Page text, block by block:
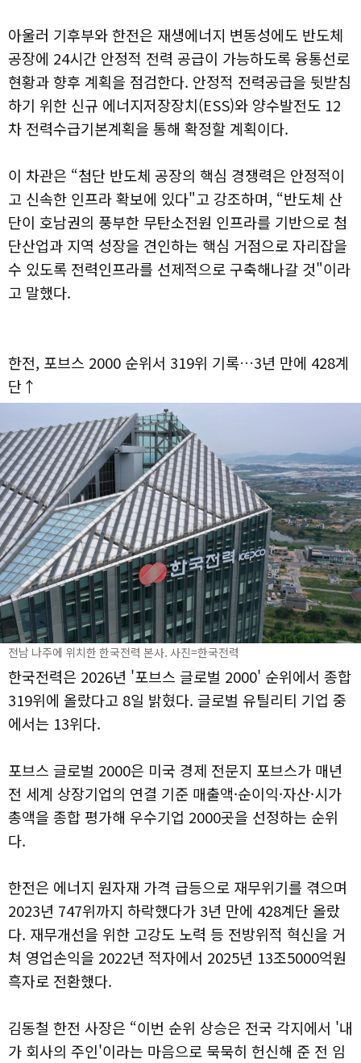
아울러 기후부와 한전은 재생에너지 변동성에도 반도체
공장에 24시간 안정적 전력 공급이 가능하도록 융통선로
현황과 향후 계획을 점검한다. 안정적 전력공급을 뒷받침
하기 위한 신규 에너지저장장치(ESS)와 양수발전도 12
차 전력수급기본계획을 통해 확정할 계획이다.
이 차관은 “첨단 반도체 공장의 핵심 경쟁력은 안정적이
고 신속한 인프라 확보에 있다"고 강조하며, “반도체 산
단이 호남권의 풍부한 무탄소전원 인프라를 기반으로 첨
단산업과 지역 성장을 견인하는 핵심 거점으로 자리잡을
수 있도록 전력인프라를 선제적으로 구축해나갈 것"이라
고 말했다.
한전, 포브스 2000 순위서 319위 기록…3년 만에 428계
단↑
전남 나주에 위치한 한국전력 본사. 사진=한국전력
한국전력은 2026년 '포브스 글로벌 2000' 순위에서 종합
319위에 올랐다고 8일 밝혔다. 글로벌 유틸리티 기업 중
에서는 13위다.
포브스 글로벌 2000은 미국 경제 전문지 포브스가 매년
전 세계 상장기업의 연결 기준 매출액·순이익·자산·시가
총액을 종합 평가해 우수기업 2000곳을 선정하는 순위
다.
한전은 에너지 원자재 가격 급등으로 재무위기를 겪으며
2023년 747위까지 하락했다가 3년 만에 428계단 올랐
다. 재무개선을 위한 고강도 노력 등 전방위적 혁신을 거
쳐 영업손익을 2022년 적자에서 2025년 13조5000억원
흑자로 전환했다.
김동철 한전 사장은 “이번 순위 상승은 전국 각지에서 '내
가 회사의 주인'이라는 마음으로 묵묵히 헌신해 준 전 임